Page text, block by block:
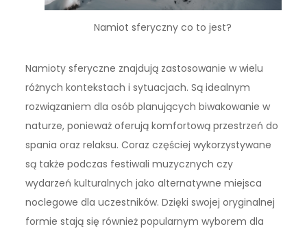
Namiot sferyczny co to jest?
Namioty sferyczne znajdują zastosowanie w wielu
różnych kontekstach i sytuacjach. Są idealnym
rozwiązaniem dla osób planujących biwakowanie w
naturze, ponieważ oferują komfortową przestrzeń do
spania oraz relaksu. Coraz częściej wykorzystywane
są także podczas festiwali muzycznych czy
wydarzeń kulturalnych jako alternatywne miejsca
noclegowe dla uczestników. Dzięki swojej oryginalnej
formie stają się również popularnym wyborem dla